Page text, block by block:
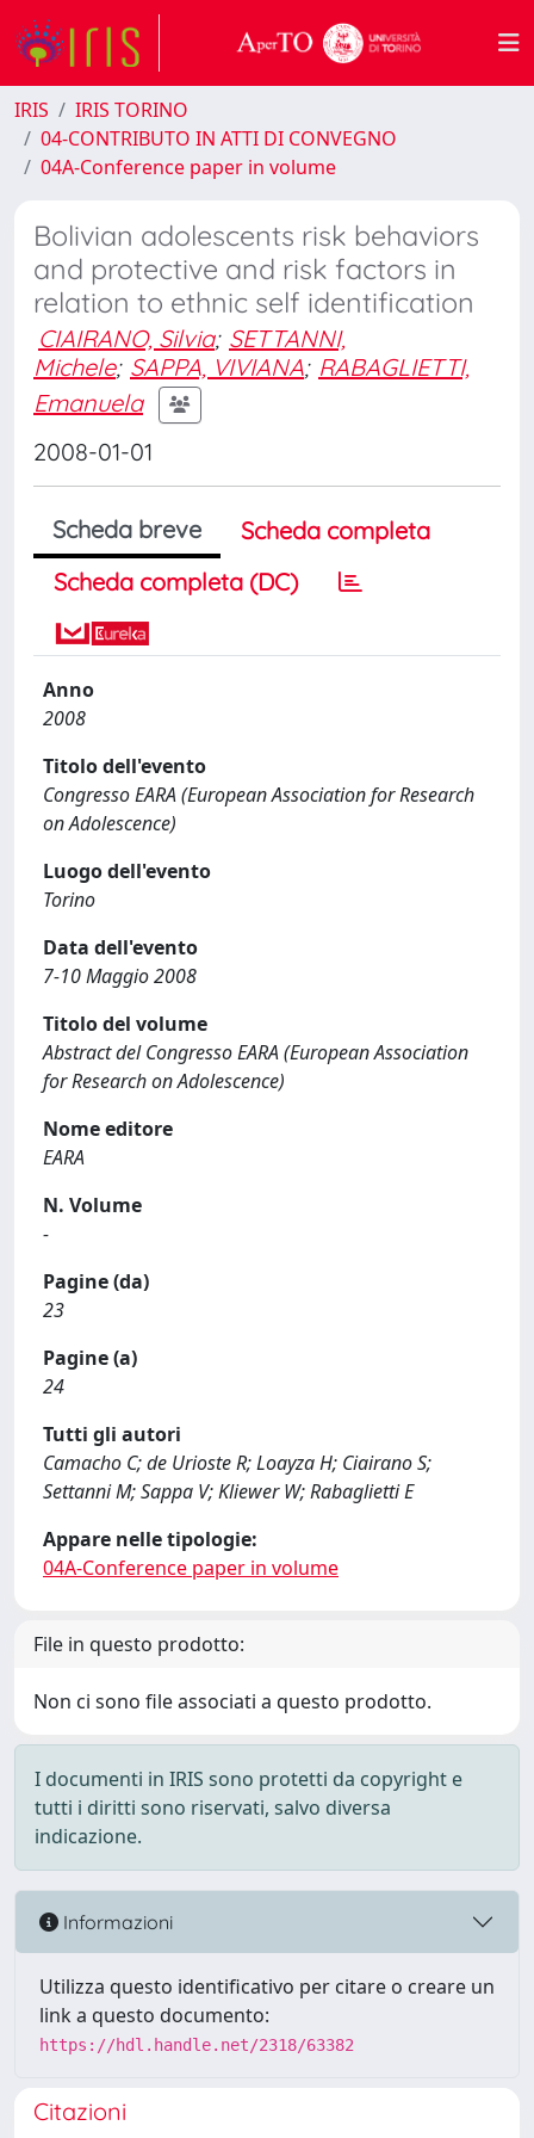
IRIS
IRIS TORINO
04-CONTRIBUTO IN ATTI DI CONVEGNO
04A-Conference paper in volume
Bolivian adolescents risk behaviors
and protective and risk factors in
relation to ethnic self identification
CIAIRANO, Silvia; SETTANNI,
Michele; SAPPA, VIVIANA; RABAGLIETTI,
Emanuela
2008-01-01
Scheda breve
Scheda completa
Scheda completa (DC)
Anno
2008
Titolo dell'evento
Congresso EARA (European Association for Research
on Adolescence)
Luogo dell'evento
Torino
Data dell'evento
7-10 Maggio 2008
Titolo del volume
Abstract del Congresso EARA (European Association
for Research on Adolescence)
Nome editore
EARA
N. Volume
-
Pagine (da)
23
Pagine (a)
24
Tutti gli autori
Camacho C; de Urioste R; Loayza H; Ciairano S;
Settanni M; Sappa V; Kliewer W; Rabaglietti E
Appare nelle tipologie:
04A-Conference paper in volume
File in questo prodotto:
Non ci sono file associati a questo prodotto.
I documenti in IRIS sono protetti da copyright e
tutti i diritti sono riservati, salvo diversa
indicazione.
Informazioni
Utilizza questo identificativo per citare o creare un
link a questo documento:
https://hdl.handle.net/2318/63382
Citazioni